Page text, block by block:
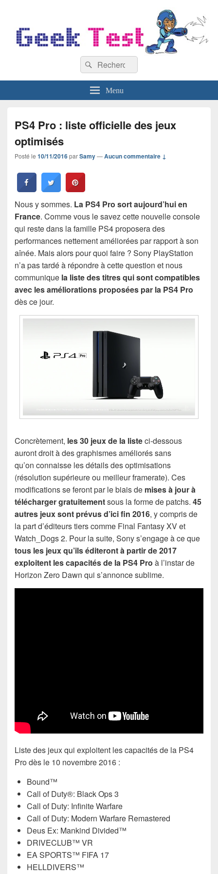
Recherche :
Rechercher
Menu
PS4 Pro : liste officielle des jeux
optimisés
Posté le 10/11/2016parSamy—Aucun commentaire ↓
Nous y sommes. La PS4 Pro sort aujourd’hui en
France. Comme vous le savez cette nouvelle console
qui reste dans la famille PS4 proposera des
performances nettement améliorées par rapport à son
aînée. Mais alors pour quoi faire ? Sony PlayStation
n’a pas tardé à répondre à cette question et nous
communique la liste des titres qui sont compatibles
avec les améliorations proposées par la PS4 Pro
dès ce jour.
Concrètement, les 30 jeux de la listeci-dessous
auront droit à des graphismes améliorés sans
qu’on connaisse les détails des optimisations
(résolution supérieure ou meilleur framerate). Ces
modifications se feront par le biais de mises à jour à
télécharger gratuitementsous la forme de patchs. 45
autres jeux sont prévus d’ici fin 2016, y compris de
la part d’éditeurs tiers comme Final Fantasy XV et
Watch_Dogs 2. Pour la suite, Sony s’engage à ce que
tous les jeux qu’ils éditeront à partir de 2017
exploitent les capacités de la PS4 Pro à l’instar de
Horizon Zero Dawn qui s’annonce sublime.
Liste des jeux qui exploitent les capacités de la PS4
Pro dès le 10 novembre 2016 :
Bound™
Call of Duty®: Black Ops 3
Call of Duty: Infinite Warfare
Call of Duty: Modern Warfare Remastered
Deus Ex: Mankind Divided™
DRIVECLUB™ VR
EA SPORTS™ FIFA 17
HELLDIVERS™